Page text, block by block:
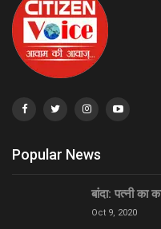
Popular News
बांदा: पत्नी का
Oct 9, 2020